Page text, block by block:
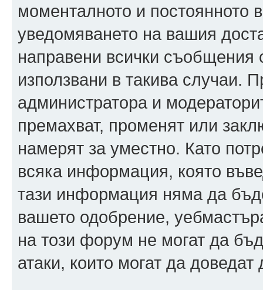
моменталното и постоянното
уведомяването на вашия
направени всички съобщения
използвани в такива случаи.
администратора и
премахват, променят или
намерят за уместно. Като
всяка информация, която
тази информация няма да
вашето одобрение,
на този форум не могат да
атаки, които могат да